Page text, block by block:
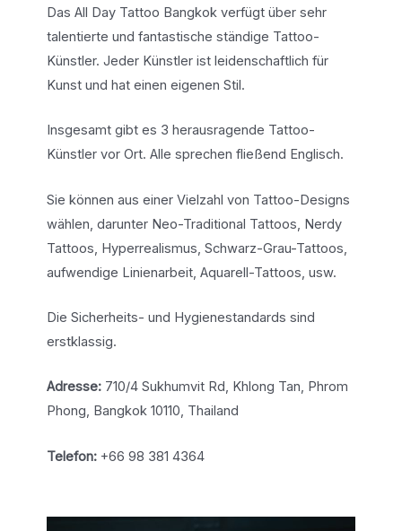
Das All Day Tattoo Bangkok verfügt über sehr
talentierte und fantastische ständige Tattoo-
Künstler. Jeder Künstler ist leidenschaftlich für
Kunst und hat einen eigenen Stil.
Insgesamt gibt es 3 herausragende Tattoo-
Künstler vor Ort. Alle sprechen fließend Englisch.
Sie können aus einer Vielzahl von Tattoo-Designs
wählen, darunter Neo-Traditional Tattoos, Nerdy
Tattoos, Hyperrealismus, Schwarz-Grau-Tattoos,
aufwendige Linienarbeit, Aquarell-Tattoos, usw.
Die Sicherheits- und Hygienestandards sind
erstklassig.
Adresse:710/4 Sukhumvit Rd, Khlong Tan, Phrom
Phong, Bangkok 10110, Thailand
Telefon:+66 98 381 4364